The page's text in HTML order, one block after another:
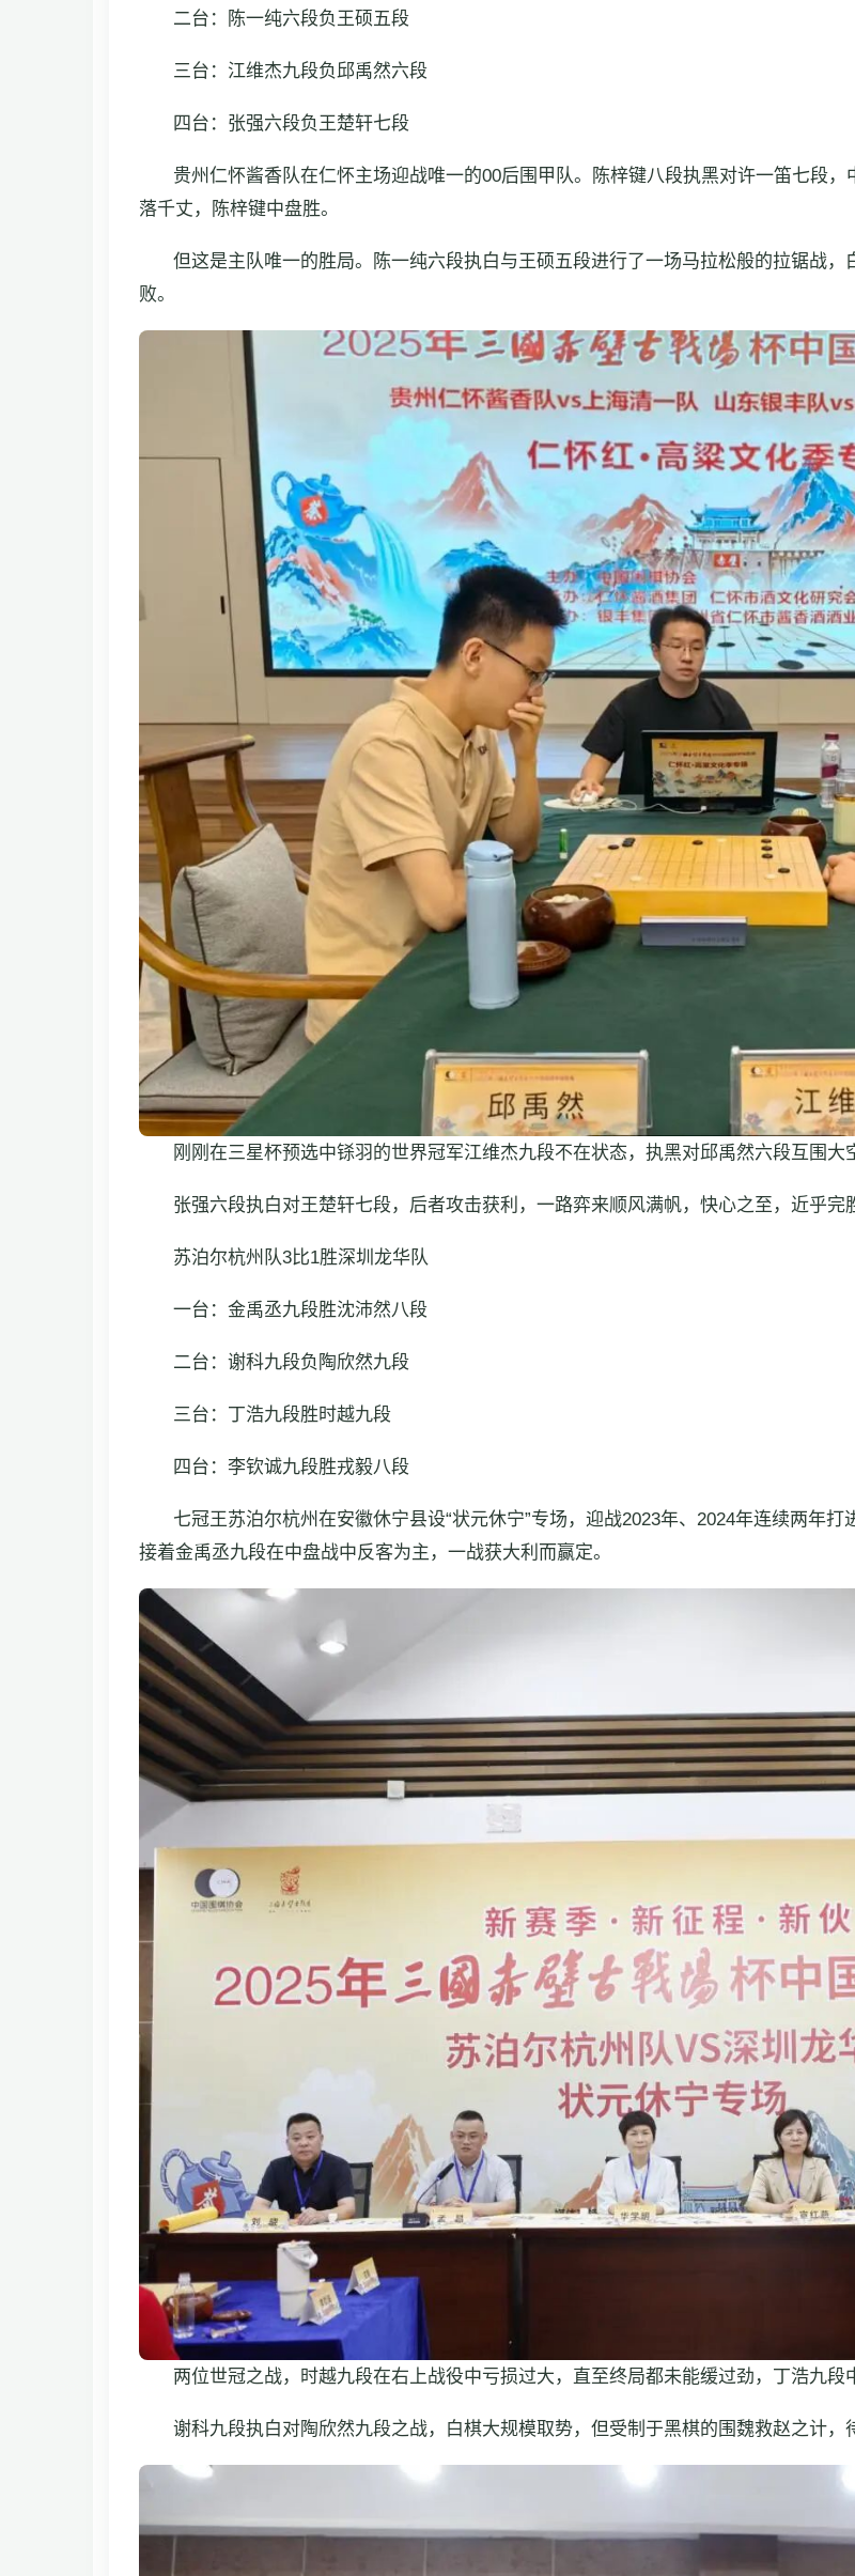
二台：陈一纯六段负王硕五段
三台：江维杰九段负邱禹然六段
四台：张强六段负王楚轩七段
贵州仁怀酱香队在仁怀主场迎战唯一的00后围甲队。陈梓键八段执黑对许一笛七段
落千丈，陈梓键中盘胜。
但这是主队唯一的胜局。陈一纯六段执白与王硕五段进行了一场马拉松般的拉锯战
败。
刚刚在三星杯预选中铩羽的世界冠军江维杰九段不在状态，执黑对邱禹然六段互围大
张强六段执白对王楚轩七段，后者攻击获利，一路弈来顺风满帆，快心之至，近乎完
苏泊尔杭州队3比1胜深圳龙华队
一台：金禹丞九段胜沈沛然八段
二台：谢科九段负陶欣然九段
三台：丁浩九段胜时越九段
四台：李钦诚九段胜戎毅八段
七冠王苏泊尔杭州在安徽休宁县设“状元休宁”专场，迎战2023年、2024年连续两年
接着金禹丞九段在中盘战中反客为主，一战获大利而赢定。
两位世冠之战，时越九段在右上战役中亏损过大，直至终局都未能缓过劲，丁浩九段
谢科九段执白对陶欣然九段之战，白棋大规模取势，但受制于黑棋的围魏救赵之计，